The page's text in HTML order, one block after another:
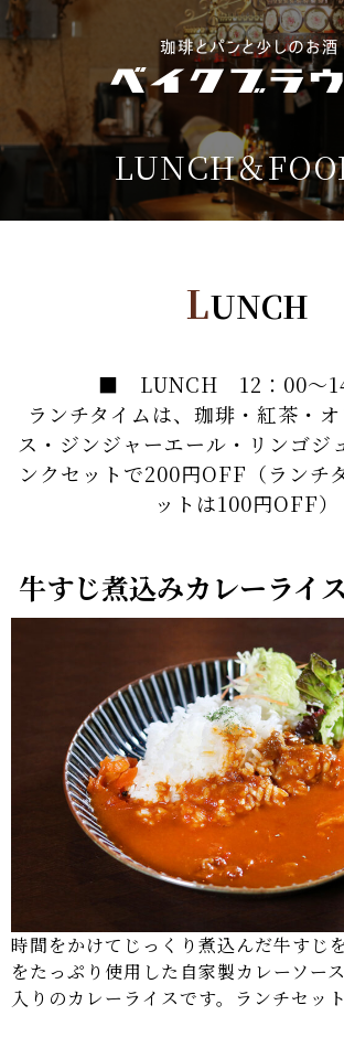
HOME
CONCEPT
LUNCH＆FOODS
TAKE OUT&DRINK
PRIVACY_POLICY
LUNCH＆
LUNCH
■ LUNCH 12：00～
ランチタイムは、珈琲・紅茶・
ス・ジンジャーエール・リンゴジ
ンクセットで200円OFF（ランチ
ットは100円OFF）
牛すじ煮込みカレーラ
時間をかけてじっくり煮込んだ牛すじ
をたっぷり使用した自家製カレーソー
入りのカレーライスです。ランチセッ